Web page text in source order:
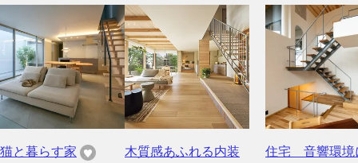
猫と暮らす家 木質感あふれる内装
住宅 音響環境